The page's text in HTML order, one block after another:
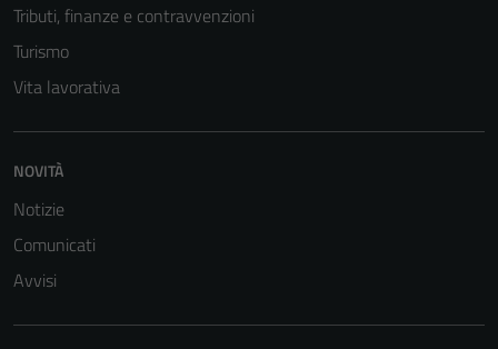
Tributi, finanze e contravvenzioni
Turismo
Vita lavorativa
NOVITÀ
Notizie
Comunicati
Avvisi